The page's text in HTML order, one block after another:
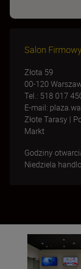
Salon
Złota 59
00-120
Tel.: 518 017
E-mail:
Złote Tarasy |
Markt
Godziny
Niedziela